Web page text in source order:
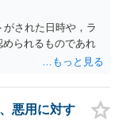
された日時や，ラ
られるものであれ
悪用に対す